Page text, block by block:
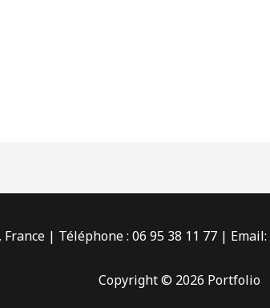
| Téléphone : 06 95 38 11 77 | Email:
Copyright © 2026 Portfolio